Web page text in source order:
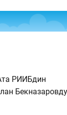
РИИБдин